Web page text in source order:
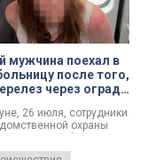
мужчина поехал в
после того,
через ограду
во дворе музея
26 июля, сотрудники
охраны